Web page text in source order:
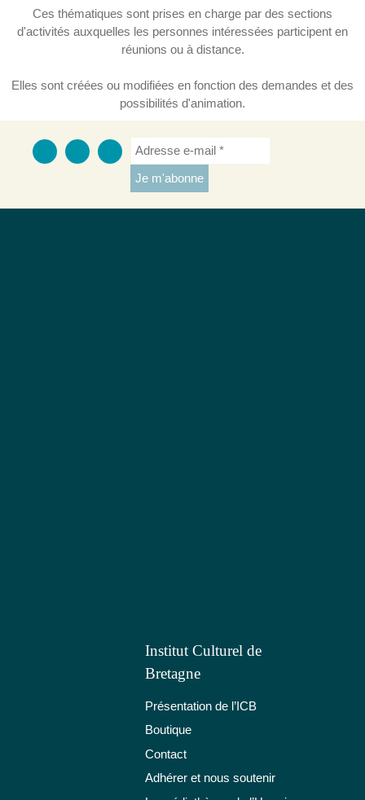
Ces thématiques sont prises en charge par des sections
d'activités auxquelles les personnes intéressées participent en
réunions ou à distance.
Elles sont créées ou modifiées en fonction des demandes et des
possibilités d'animation.
Institut Culturel de
Bretagne
Présentation de l’ICB
Boutique
Contact
Adhérer et nous soutenir